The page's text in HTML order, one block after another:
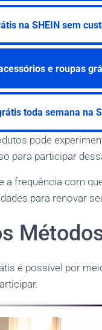
na SHEIN sem
e roupas
toda semana na
pode
para participar
frequência com
para renovar
é possível por